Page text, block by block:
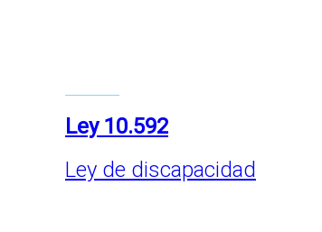
Ley 10.592
Ley de discapacidad